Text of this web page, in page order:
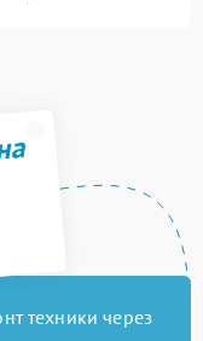
техники через